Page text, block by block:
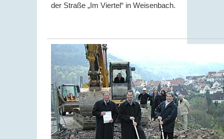
der Straße „Im Viertel“ in Weisenbach.